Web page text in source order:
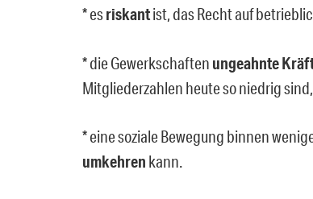
* esriskantist, das Recht auf
* die Gewerkschaften ungeahnte
Mitgliederzahlen heute so niedrig
* eine soziale Bewegung binnen
umkehren kann.